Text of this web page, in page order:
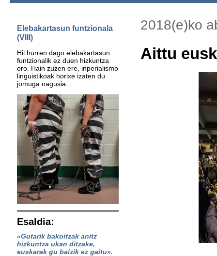
2018(e)ko
Aittu
Elebakartasun funtzionala
(VIII)
Hil hurren dago elebakartasun
funtzionalik ez duen hizkuntza
oro. Hain zuzen ere, inperialismo
linguistikoak horixe izaten du
jomuga nagusia...
Esaldia:
«Gutarik bakoitzak anitz
hizkuntza ukan ditzake,
euskarak gu baizik ez gaitu».